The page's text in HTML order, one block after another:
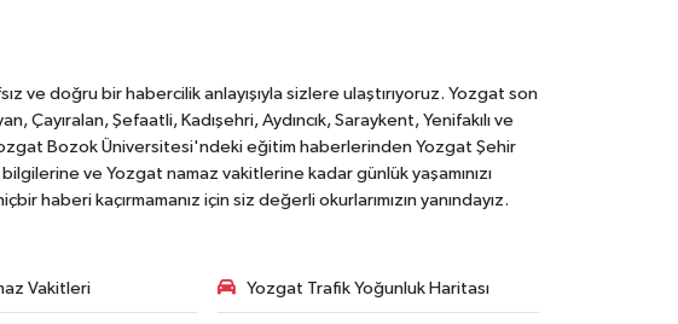
doğru bir habercilik anlayışıyla sizlere ulaştırıyoruz. Yozgat son
Şefaatli, Kadışehri, Aydıncık, Saraykent, Yenifakılı ve
Bozok Üniversitesi'ndeki eğitim haberlerinden Yozgat Şehir
ve Yozgat namaz vakitlerine kadar günlük yaşamınızı
haberi kaçırmamanız için siz değerli okurlarımızın yanındayız.
Vakitleri Yozgat Trafik Yoğunluk Haritası